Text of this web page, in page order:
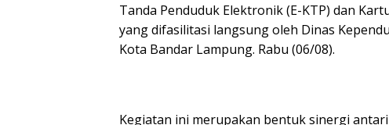
Tanda Penduduk Elektronik (E-KTP) dan
yang difasilitasi langsung oleh Dinas
Kota Bandar Lampung. Rabu (06/08).
Kegiatan ini merupakan bentuk sinergi